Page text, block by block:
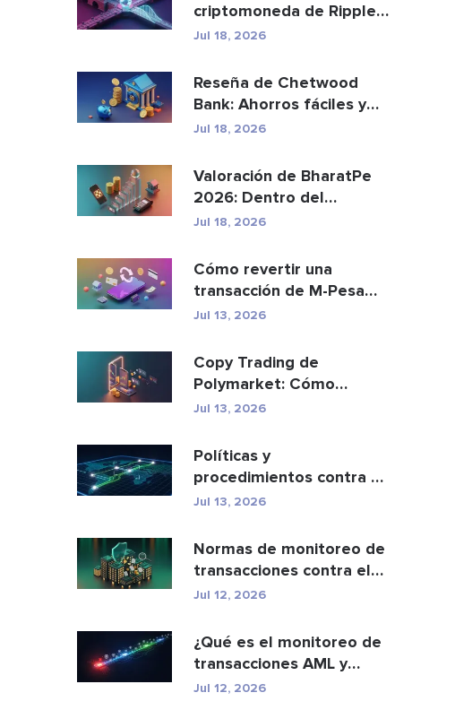
criptomoneda de Ripple
reemplazar a los p...
Jul 18, 2026
Reseña de Chetwood
Bank: Ahorros fáciles y
banca segura
Jul 18, 2026
Valoración de BharatPe
2026: Dentro del
unicornio fintech de
Jul 18, 2026
Cómo revertir una
transacción de M-Pesa
enviada por error
Jul 13, 2026
Copy Trading de
Polymarket: Cómo
replicar las principales
Jul 13, 2026
Políticas y
procedimientos contra el
blanqueo de capitales:
Jul 13, 2026
Normas de monitoreo de
transacciones contra el
lavado de dinero: c...
Jul 12, 2026
¿Qué es el monitoreo de
transacciones AML y
cómo funciona?
Jul 12, 2026